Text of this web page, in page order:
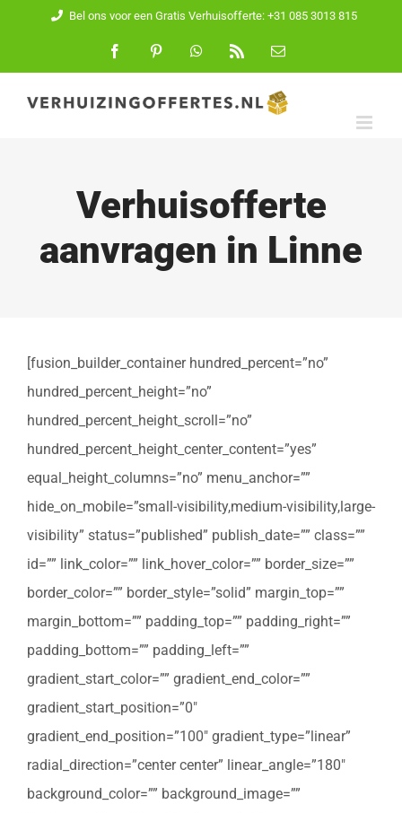
inhoud
Bel ons voor een Gratis Verhuisofferte: +31 085 3013 815
FacebookPinterest WhatsApp
E-
Verhuisofferte
aanvragen in Linne
[fusion_builder_container hundred_percent=”no”
hundred_percent_height=”no”
hundred_percent_height_scroll=”no”
hundred_percent_height_center_content=”yes”
equal_height_columns=”no” menu_anchor=””
hide_on_mobile=”small-visibility,medium-visibility,large-
visibility” status=”published” publish_date=”” class=””
id=”” link_color=”” link_hover_color=”” border_size=””
border_color=”” border_style=”solid” margin_top=””
margin_bottom=”” padding_top=”” padding_right=””
padding_bottom=”” padding_left=””
gradient_start_color=”” gradient_end_color=””
gradient_start_position=”0″
gradient_end_position=”100″ gradient_type=”linear”
radial_direction=”center center” linear_angle=”180″
background_color=”” background_image=””